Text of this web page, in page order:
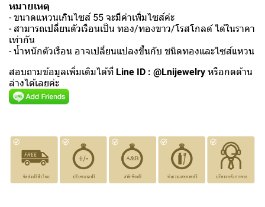
หมายเหตุ
- ขนาดแหวนเกินไซส์ 55 จะมีค่าเพิ่มไซส์ค่ะ
- สามารถเปลี่ยนตัวเรือนเป็น ทอง/ทองขาว/โรสโกลด์ ได้ในราคา
เท่ากัน
- น้ำหนักตัวเรือน อาจเปลี่ยนแปลงขึ้นกับ ชนิดทองและไซส์แหวน
สอบถามข้อมูลเพิ่มเติมได้ที่ Line ID : @Lnijewelry หรือกดด้าน
ล่างได้เลยค่ะ